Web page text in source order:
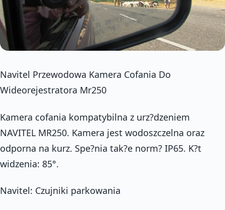
Navitel Przewodowa Kamera Cofania Do
Wideorejestratora Mr250
Kamera cofania kompatybilna z urz?dzeniem
NAVITEL MR250. Kamera jest wodoszczelna oraz
odporna na kurz. Spe?nia tak?e norm? IP65. K?t
widzenia: 85°.
Navitel: Czujniki parkowania